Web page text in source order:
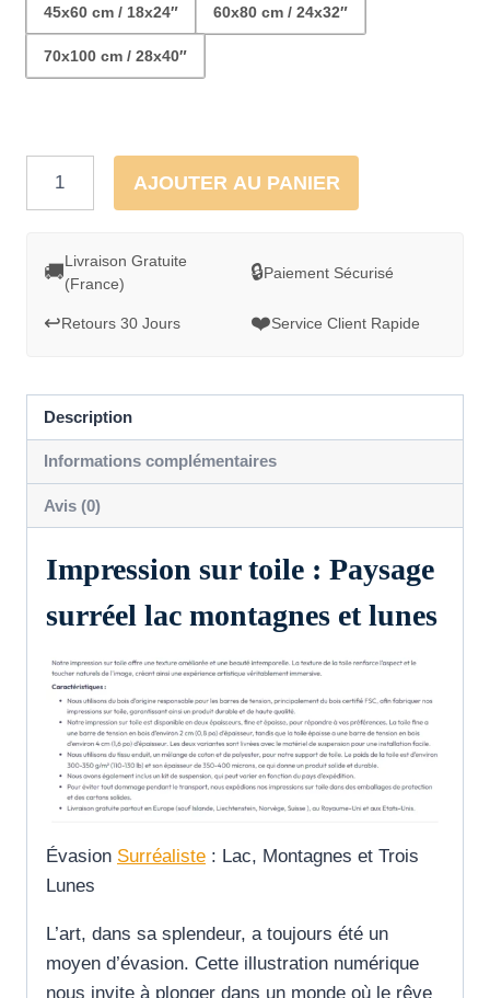
45x60 cm / 18x24″ 60x80 cm / 24x32″
70x100 cm / 28x40″
surréel
montagnes
AJOUTER AU PANIER
🚚 Livraison Gratuite
(France)
🔒Paiement Sécurisé
↩️ Retours 30 Jours ❤️Service Client Rapide
Description
Informations complémentaires
Avis (0)
Impression sur toile : Paysage
surréel lac montagnes et lunes
Évasion Surréaliste : Lac, Montagnes et Trois
Lunes
L’art, dans sa splendeur, a toujours été un
moyen d’évasion. Cette illustration numérique
nous invite à plonger dans un monde où le rêve